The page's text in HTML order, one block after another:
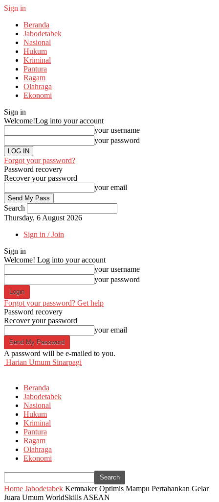
Sign in
Beranda
Jabodetabek
Nasional
Hukum
Kriminal
Pantura
Ragam
Olahraga
Ekonomi
Sign in
Welcome!Log into your account
your username
your password
Forgot your password?
Password recovery
Recover your password
your email
Search
Thursday, 6 August 2026
Sign in / Join
Sign in
Welcome! Log into your account
your username
your password
Forgot your password? Get help
Password recovery
Recover your password
your email
A password will be e-mailed to you.
Harian Umum Sinarpagi
Beranda
Jabodetabek
Nasional
Hukum
Kriminal
Pantura
Ragam
Olahraga
Ekonomi
Home Jabodetabek Kemnaker Optimis Mampu Pertahankan Gelar
Juara Umum WorldSkills ASEAN